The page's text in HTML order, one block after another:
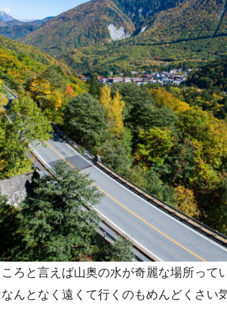
ろと言えば山奥の水が奇麗な場所って
んとなく遠くて行くのもめんどくさい